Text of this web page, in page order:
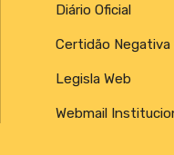
Diário Oficial
Certidão
Legisla Web
Webmail